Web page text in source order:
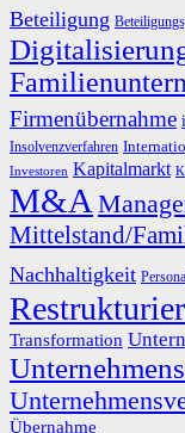
Beteiligung
Firmenübernahme
Insolvenzverfahren
Investoren Kapitalmarkt
M&A
Mittelstand/
Nachhaltigkeit
Transformation
Übernahme